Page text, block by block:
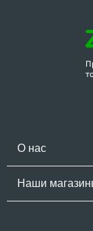
О нас
Наши